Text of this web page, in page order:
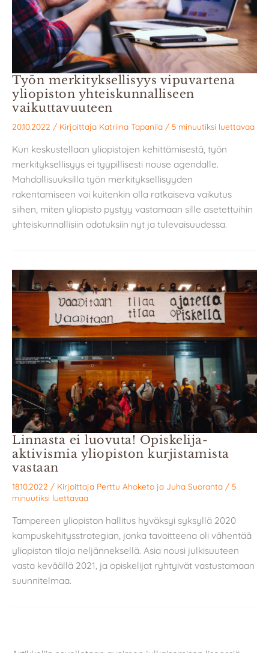
Työn merkityksellisyys vipuvartena
yliopiston yhteiskunnalliseen
vaikuttavuuteen
20.10.2022 / Kirjoittaja Katriina Tapanila / 5 minuutiksi luettavaa
Kun keskustellaan yliopistojen kehittämisestä, työn
merkityksellisyys ei tyypillisesti nouse agendalle.
Mahdollisuuksilla työn merkityksellisyyden
rakentamiseen voi kuitenkin olla ratkaiseva vaikutus
siihen, miten yliopisto pystyy vastamaan sille asetettuihin
yhteiskunnallisiin odotuksiin nyt ja tulevaisuudessa.
Linnasta ei luovuta! Opiskelija-
aktivismia yliopiston kurjistamista
vastaan
18.10.2022 / Kirjoittaja Perttu Ahoketo ja Juha Suoranta / 5
minuutiksi luettavaa
Tampereen yliopiston hallitus hyväksyi syksyllä 2020
kampuskehitysstrategian, jonka tavoitteena oli vähentää
yliopiston tiloja neljänneksellä. Asia nousi julkisuuteen
vasta keväällä 2021, ja opiskelijat ryhtyivät vastustamaan
suunnitelmaa.